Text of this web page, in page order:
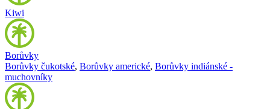
Kiwi
Borůvky
Borůvky čukotské, Borůvky americké, Borůvky indiánské -
muchovníky